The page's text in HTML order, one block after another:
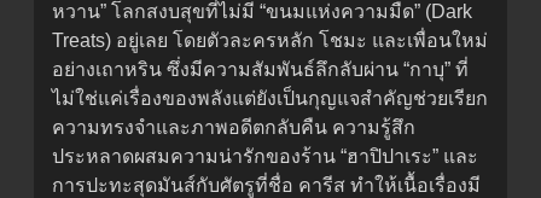
หวาน” โลกสงบสุขที่ไม่มี “ขนมแห่งความมืด” (Dark
Treats) อยู่เลย โดยตัวละครหลัก โชมะ และเพื่อนใหม่
อย่างเถาหริน ซึ่งมีความสัมพันธ์ลึกลับผ่าน “กาบุ” ที่
ไม่ใช่แค่เรื่องของพลังแต่ยังเป็นกุญแจสำคัญช่วยเรียก
ความทรงจำและภาพอดีตกลับคืน ความรู้สึก
ประหลาดผสมความน่ารักของร้าน “ฮาปิปาเระ” และ
การปะทะสุดมันส์กับศัตรูที่ชื่อ คารีส ทำให้เนื้อเรื่องมี